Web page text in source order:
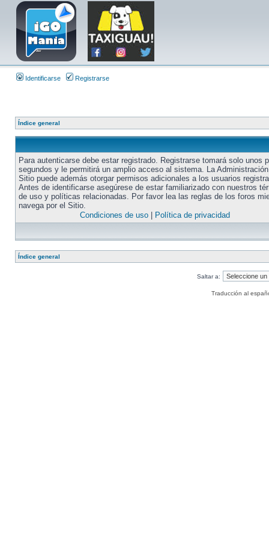
Identificarse Registrarse
Índice general
Para autenticarse debe estar registrado. Registrarse tomará solo unos
segundos y le permitirá un amplio acceso al sistema. La
Sitio puede además otorgar permisos adicionales a los usuarios
Antes de identificarse asegúrese de estar familiarizado con nuestros
de uso y políticas relacionadas. Por favor lea las reglas de los foros
navega por el Sitio.
Condiciones de uso| Política de privacidad
Índice general
Saltar a:
Traducción al